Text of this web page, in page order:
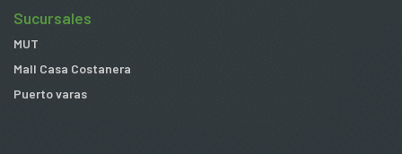
Sucursales
MUT
Mall Casa Costanera
Puerto varas